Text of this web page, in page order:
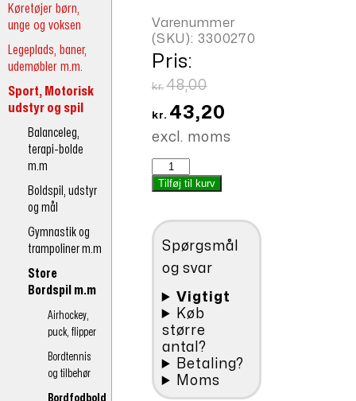
Køretøjer børn,
unge og voksen
Legeplads, baner,
udemøbler m.m.
Sport, Motorisk
udstyr og spil
Balanceleg,
terapi-bolde
m.m
Boldspil, udstyr
og mål
Gymnastik og
trampoliner m.m
Store
Bordspil m.m
Airhockey,
puck, flipper
Bordtennis
og tilbehør
Bordfodbold
Varenummer
(SKU): 3300270
Pris:
kr. 48,00Den
oprindelige
kr.48,00.
kr. 43,20
excl. moms
Bord
fodbold,
36mm
antal
Tilføj til kurv
Spørgsmål
og svar
Vigtigt
Køb
større
antal?
Betaling?
Moms